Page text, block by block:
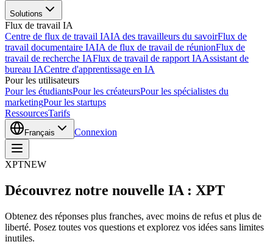
Solutions
Flux de travail IA
Centre de flux de travail IAIA des travailleurs du savoirFlux de
travail documentaire IAIA de flux de travail de réunionFlux de
travail de recherche IAFlux de travail de rapport IAAssistant de
bureau IACentre d'apprentissage en IA
Pour les utilisateurs
Pour les étudiantsPour les créateursPour les spécialistes du
marketingPour les startups
RessourcesTarifs
Français Connexion
XPTNEW
Découvrez notre nouvelle IA : XPT
Obtenez des réponses plus franches, avec moins de refus et plus de
liberté. Posez toutes vos questions et explorez vos idées sans limites
inutiles.